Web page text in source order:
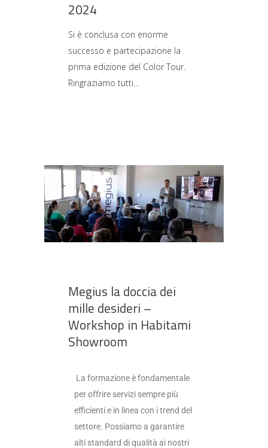
2024
Si è conclusa con enorme
successo e partecipazione la
prima edizione del Color Tour.
Ringraziamo tutti
Megius la doccia dei
mille desideri –
Workshop in Habitami
Showroom
La formazione è fondamentale
per offrire servizi sempre più
efficienti e in linea con i trend del
settore. Possiamo a garantire
alti standard di qualità ai nostri